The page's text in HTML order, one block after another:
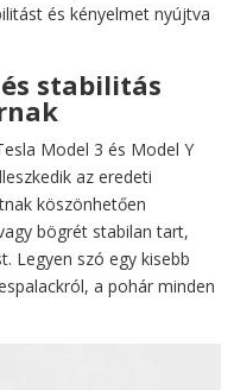
és kényelmet nyújtva
stabilitás
Model 3 és Model Y
az eredeti
köszönhetően
bögrét stabilan tart,
Legyen szó egy kisebb
a pohár minden